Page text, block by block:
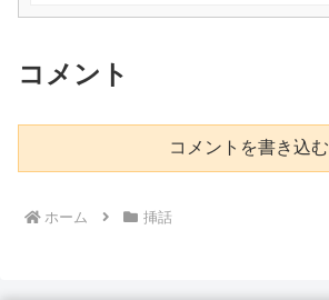
コメント
コメントを書き込む
ホーム 挿話